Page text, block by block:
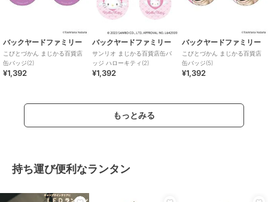
バックヤードファミリー
こびとづかん まじかる百貨店
缶バッジ(2)
¥1,392
バックヤードファミリー
サンリオ まじかる百貨店缶バ
ッジ ハローキティ(2)
¥1,392
バックヤードファミリー
こびとづかん まじかる百貨店
缶バッジ(5)
¥1,392
もっとみる
持ち運び便利なランタン